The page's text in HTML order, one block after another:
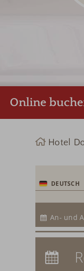
Online
Hotel
DEUTSCH
An- und